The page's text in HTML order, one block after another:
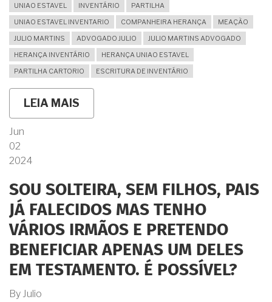
UNIAO ESTAVEL INVENTÁRIO
PARTILHA
UNIAO ESTAVEL INVENTARIO
COMPANHEIRA HERANÇA
MEAÇÃO
JULIO MARTINS
ADVOGADO JULIO
JULIO MARTINS ADVOGADO
HERANÇA INVENTÁRIO
HERANÇA UNIAO ESTAVEL
PARTILHA CARTORIO
ESCRITURA DE INVENTÁRIO
LEIA MAIS
MEU
A
HERANÇA
É
TODA
MINHA,
CERTO?
Jun
02
2024
SOU SOLTEIRA, SEM FILHOS, PAIS
JÁ FALECIDOS MAS TENHO
VÁRIOS IRMÃOS E PRETENDO
BENEFICIAR APENAS UM DELES
EM TESTAMENTO. É POSSÍVEL?
By Julio